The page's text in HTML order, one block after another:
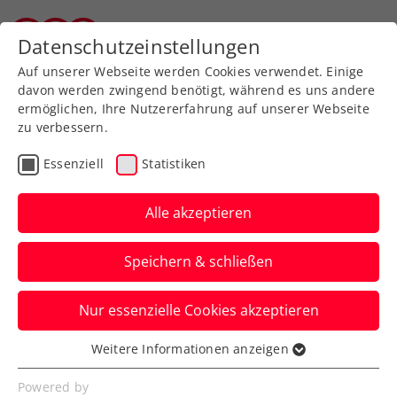
Zurück zur Newsübersicht
Turniere
Österreichische
Seniorenmeisterschaft
mit beeindruckendem
Teilnahmerekord
312 Nennungen gehen beim TC Bregenz
ein, davon 206 aus dem veranstaltenden
Bundesland Vorarlberg.
Datenschutzeinstellungen
Auf unserer Webseite werden Cookies verwendet. Einige
davon werden zwingend benötigt, während es uns andere
ermöglichen, Ihre Nutzererfahrung auf unserer Webseite
zu verbessern.
Essenziell Statistiken
Alle akzeptieren
Speichern & schließen
Nur essenzielle Cookies akzeptieren
Essenziell
Essenzielle Cookies werden für grundlegende
Weitere Informationen anzeigen
Powered by